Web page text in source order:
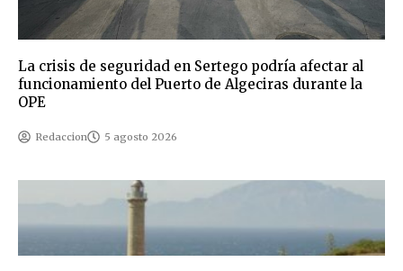
La crisis de seguridad en Sertego podría afectar al
funcionamiento del Puerto de Algeciras durante la
OPE
Redaccion 5 agosto 2026